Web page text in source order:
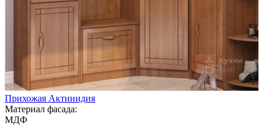
Прихожая Актинидия
Материал фасада:
МДФ